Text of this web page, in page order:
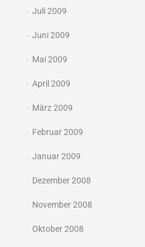
Juli 2009
Juni 2009
Mai 2009
April 2009
März 2009
Februar 2009
Januar 2009
Dezember 2008
November 2008
Oktober 2008